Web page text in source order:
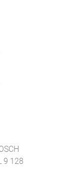
9 128